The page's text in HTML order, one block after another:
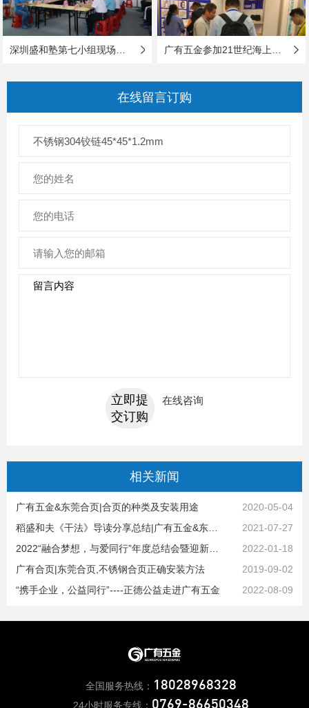
在线留言订购
立即提
交订购
在线咨询
相关新闻
广有五金&东莞合页|合页的种类及安装用途
2020-05-04
稻盛和夫《干法》导读分享总结|广有五金&东莞合页
2021-07-27
2022“融合梦想，与爱同行”年度总结会暨迎新年会|广有五金&东莞合页
2022-01-18
广有合页|东莞合页,不锈钢合页正确安装方法
2019-09-02
“携手企业，公益同行”----正德公益走进广有五金
2022-08-09
全国服务热线： 18028968328
24小时服务专线： 0769-86650348